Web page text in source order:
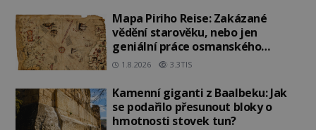
Mapa Piriho Reise: Zakázané
vědění starověku, nebo jen
geniální práce osmanského
admirála?
1.8.2026 3.3TIS
Kamenní giganti z Baalbeku: Jak
se podařilo přesunout bloky o
hmotnosti stovek tun?